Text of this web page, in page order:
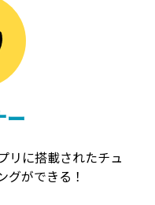
ー
リに搭載されたチュ
グができる！